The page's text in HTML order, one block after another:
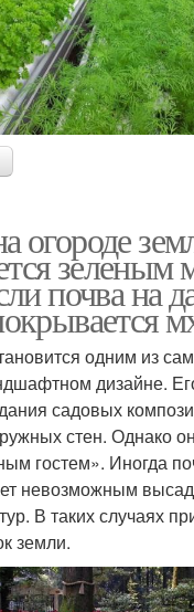
огороде
зеленым
почва на
одним из
дизайне.
садовых
стен. Однако
гостем». Иногда
невозможным
В таких случаях
земли.